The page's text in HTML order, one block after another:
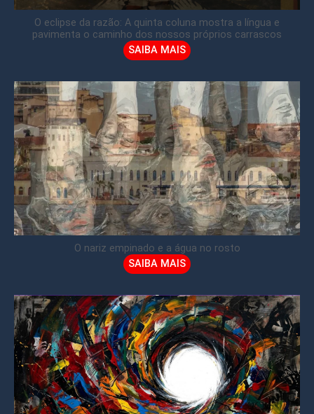
O eclipse da razão: A quinta coluna mostra a língua e
pavimenta o caminho dos nossos próprios carrascos
SAIBA MAIS
O nariz empinado e a água no rosto
SAIBA MAIS